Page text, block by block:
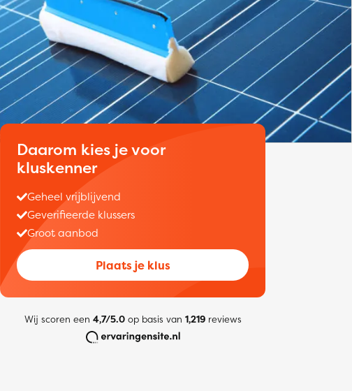
Daarom kies je voor
kluskenner
Geheel vrijblijvend
Geverifieerde klussers
Groot aanbod
Plaats je klus
Wij scoren een 4,7/5.0op basis van 1,219reviews